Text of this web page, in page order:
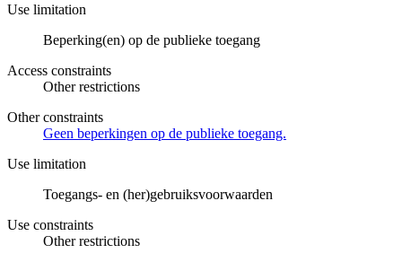
Use limitation
Beperking(en) op de publieke toegang
Access constraints
Other restrictions
Other constraints
Geen beperkingen op de publieke toegang.
Use limitation
Toegangs- en (her)gebruiksvoorwaarden
Use constraints
Other restrictions